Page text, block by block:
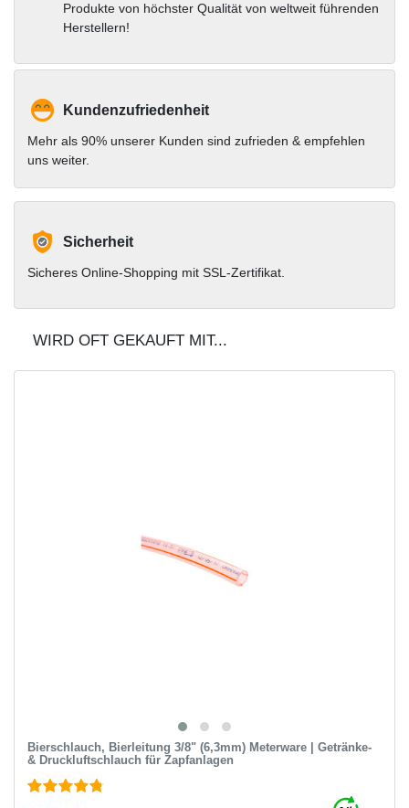
Produkte von höchster Qualität von weltweit führenden
Herstellern!
Kundenzufriedenheit
Mehr als 90% unserer Kunden sind zufrieden & empfehlen
uns weiter.
Sicherheit
Sicheres Online-Shopping mit SSL-Zertifikat.
WIRD OFT GEKAUFT MIT...
Bierschlauch, Bierleitung 3/8" (6,3mm) Meterware | Getränke-
& Druckluftschlauch für Zapfanlagen